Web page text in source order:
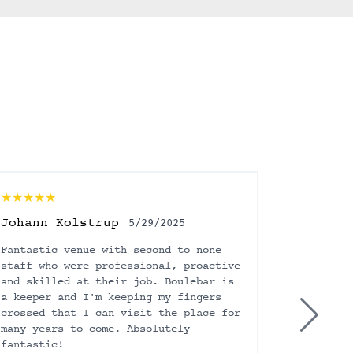
★★★★★
Johann Kolstrup 5/29/2025
Fantastic venue with second to none
staff who were professional, proactive
and skilled at their job. Boulebar is
a keeper and I'm keeping my fingers
crossed that I can visit the place for
many years to come. Absolutely
fantastic!
chance,